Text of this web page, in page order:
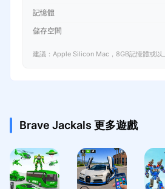
記憶體
儲存空間
建議：Apple Silicon Mac，8GB記憶體或以
Brave Jackals 更多遊戲